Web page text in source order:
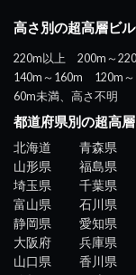
高さ別の超高層ビ
220m以上 200m～
140m～160m
120m
60m未満、高さ不明
都道府県別の超高
北海道 青森県
山形県
福島県
埼玉県
千葉県
富山県
石川県
静岡県
愛知県
大阪府
兵庫県
山口県
香川県